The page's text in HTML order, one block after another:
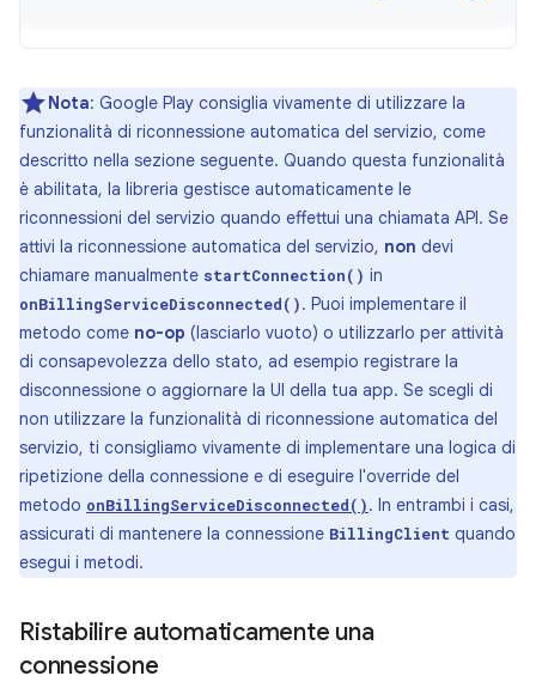
Nota: Google Play consiglia vivamente di utilizzare la
funzionalità di riconnessione automatica del servizio, come
descritto nella sezione seguente. Quando questa funzionalità
è abilitata, la libreria gestisce automaticamente le
riconnessioni del servizio quando effettui una chiamata API. Se
attivi la riconnessione automatica del servizio, non devi
chiamare manualmente startConnection() in
onBillingServiceDisconnected(). Puoi implementare il
metodo come no-op (lasciarlo vuoto) o utilizzarlo per attività
di consapevolezza dello stato, ad esempio registrare la
disconnessione o aggiornare la UI della tua app. Se scegli di
non utilizzare la funzionalità di riconnessione automatica del
servizio, ti consigliamo vivamente di implementare una logica di
ripetizione della connessione e di eseguire l'override del
metodo onBillingServiceDisconnected(). In entrambi i casi,
assicurati di mantenere la connessione BillingClient quando
esegui i metodi.
Ristabilire automaticamente una
connessione